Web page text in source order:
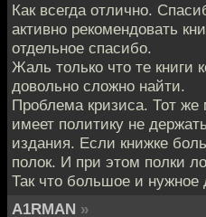
Как всегда отлично.
активно рекомендовать
отдельное спасибо.
Жаль только что те книги
довольно сложно найти.
Проблема кризиса. Тот
имеет политику не
издания. Если книжке
полок. И при этом полки
Так что большое и нужное
A1RMAN »